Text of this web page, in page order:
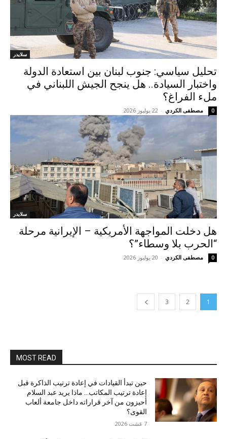
سلايدر
تحليل سياسي: جنوب لبنان بين استعادة الدولة
واختبار السيادة.. هل ينجح الجيش اللبناني في
ملء الفراغ؟
مصطفى الكردي - 22 يوليوز 2026 0
سلايدر
هل دخلت المواجهة الأمريكية – الإيرانية مرحلة
“الحرب بلا وسطاء”؟
مصطفى الكردي - 20 يوليوز 2026 0
1
2
3
MOST READ
حين تبدأ القيادات في إعادة ترتيب الذاكرة قبل
إعادة ترتيب المكاتب… ماذا يريد عبد السلام
أحيزون من آخر قراراته داخل جامعة ألعاب
القوى؟
7 غشت 2026